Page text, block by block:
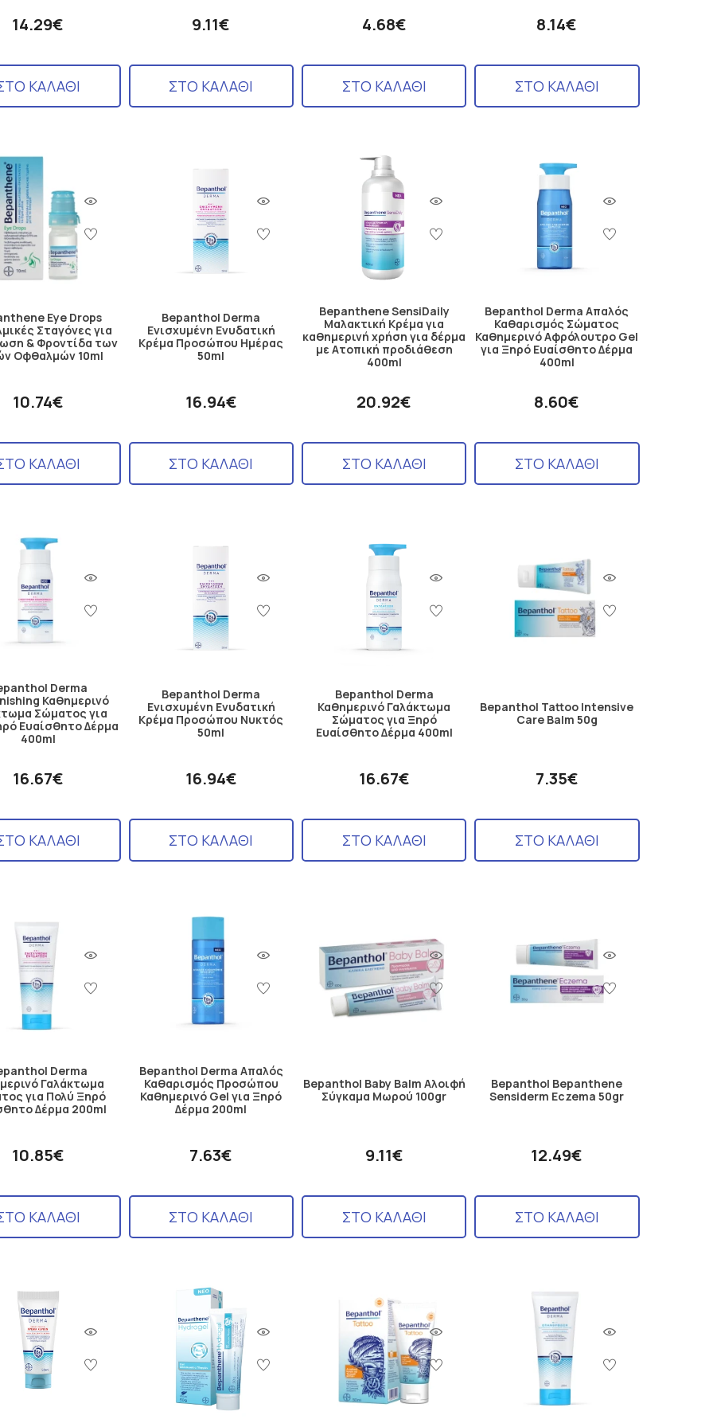
14.29€
ΚΑΛΑΘΙ
9.11€
ΣΤΟ ΚΑΛΑΘΙ
4.68€
ΣΤΟ ΚΑΛΑΘΙ
8.14€
ΣΤΟ ΚΑΛΑΘΙ
Eye Drops
Σταγόνες για
& Φροντίδα των
Οφθαλμών 10ml
10.74€
ΚΑΛΑΘΙ
Bepanthol Derma
Ενισχυμένη Ενυδατική
Κρέμα Προσώπου Ημέρας
50ml
16.94€
ΣΤΟ ΚΑΛΑΘΙ
Bepanthene SensiDaily
Μαλακτική Κρέμα για
καθημερινή χρήση για δέρμα
με Ατοπική προδιάθεση
400ml
20.92€
ΣΤΟ ΚΑΛΑΘΙ
Bepanthol Derma Απαλός
Καθαρισμός Σώματος
Καθημερινό Αφρόλουτρο Gel
για Ξηρό Ευαίσθητο Δέρμα
400ml
8.60€
ΣΤΟ ΚΑΛΑΘΙ
Derma
Καθημερινό
Σώματος για
Ευαίσθητο Δέρμα
400ml
16.67€
ΚΑΛΑΘΙ
Bepanthol Derma
Ενισχυμένη Ενυδατική
Κρέμα Προσώπου Νυκτός
50ml
16.94€
ΣΤΟ ΚΑΛΑΘΙ
Bepanthol Derma
Καθημερινό Γαλάκτωμα
Σώματος για Ξηρό
Ευαίσθητο Δέρμα 400ml
16.67€
ΣΤΟ ΚΑΛΑΘΙ
Bepanthol Tattoo Intensive
Care Balm 50g
7.35€
ΣΤΟ ΚΑΛΑΘΙ
Derma
Γαλάκτωμα
για Πολύ Ξηρό
Δέρμα 200ml
10.85€
ΚΑΛΑΘΙ
Bepanthol Derma Απαλός
Καθαρισμός Προσώπου
Καθημερινό Gel για Ξηρό
Δέρμα 200ml
7.63€
ΣΤΟ ΚΑΛΑΘΙ
Bepanthol Baby Balm Αλοιφή
Σύγκαμα Μωρού 100gr
9.11€
ΣΤΟ ΚΑΛΑΘΙ
Bepanthol Bepanthene
Sensiderm Eczema 50gr
12.49€
ΣΤΟ ΚΑΛΑΘΙ